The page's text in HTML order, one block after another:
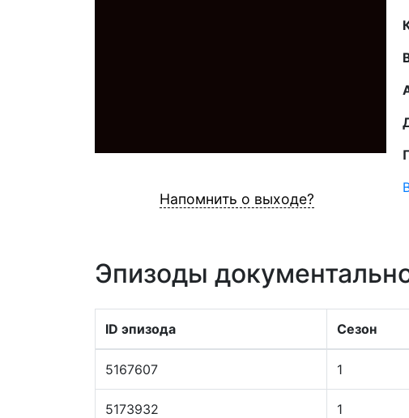
Напомнить о выходе?
Эпизоды
ID эпизода Сезон
5167607 1
5173932 1